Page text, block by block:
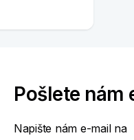
Pošlete nám
Napište nám e-mail na